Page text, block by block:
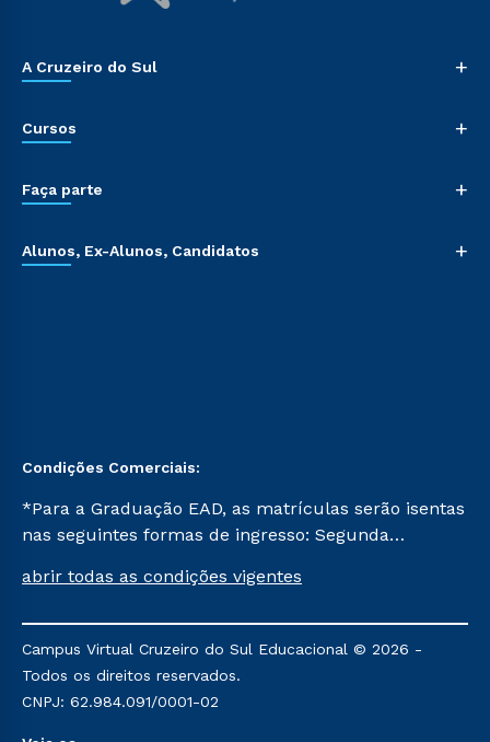
A Cruzeiro do Sul +
Cursos +
Faça parte +
Alunos, Ex-Alunos, Candidatos +
Condições Comerciais:
*Para a Graduação EAD, as matrículas serão isentas
nas seguintes formas de ingresso: Segunda
Já para as demais, a taxa de matrícula será de R$
mencionadas são referentes aos cursos: Ensino
Religioso, Geografia para a Docência e Metodologia
do Ensino de História: Questões Atuais.
abrir todas as condições vigentes
Campus Virtual Cruzeiro do Sul Educacional © 2026 -
Todos os direitos reservados.
CNPJ: 62.984.091/0001-02